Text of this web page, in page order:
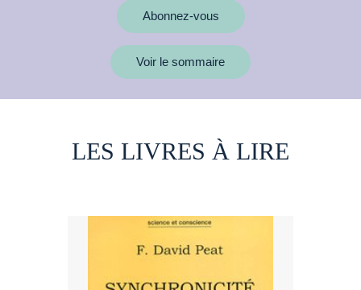
Abonnez-vous
Voir le sommaire
LES LIVRES À LIRE